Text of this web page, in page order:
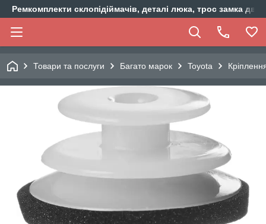
Ремкомплекти склопідіймачів, деталі люка, трос замка
Товари та послуги Багато марок Toyota